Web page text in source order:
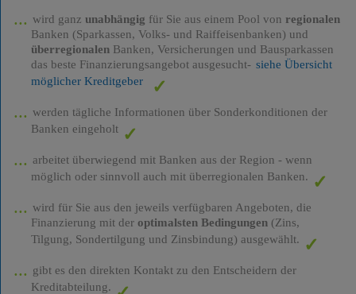
wird ganz unabhängig für Sie aus einem Pool von regionalen
Banken (Sparkassen, Volks- und Raiffeisenbanken) und
überregionalenBanken, Versicherungen und Bausparkassen
das beste Finanzierungsangebot ausgesucht- siehe Übersicht
möglicher Kreditgeber
werden tägliche Informationen über Sonderkonditionen der
Banken eingeholt
arbeitet überwiegend mit Banken aus der Region - wenn
möglich oder sinnvoll auch mit überregionalen Banken.
wird für Sie aus den jeweils verfügbaren Angeboten, die
Finanzierung mit der optimalsten Bedingungen(Zins,
Tilgung, Sondertilgung und Zinsbindung) ausgewählt.
gibt es den direkten Kontakt zu den Entscheidern der
Kreditabteilung.